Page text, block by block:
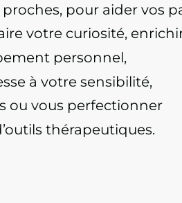
pour aider vos
votrecuriosité, enrichir
personnel,
à votre sensibilité,
ou vous perfectionner
thérapeutiques.